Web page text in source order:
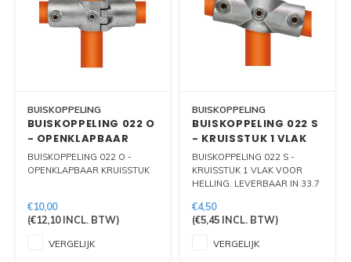
BUISKOPPELING
BUISKOPPELING 022 O
- OPENKLAPBAAR
KRUISSTUK
BUISKOPPELING 022 O -
OPENKLAPBAAR KRUISSTUK
€10,00
(€12,10INCL. BTW)
VERGELIJK
BUISKOPPELING
BUISKOPPELING 022 S
- KRUISSTUK 1 VLAK
VOOR HELLING
BUISKOPPELING 022 S -
KRUISSTUK 1 VLAK VOOR
HELLING. LEVERBAAR IN 33.7
€4,50
(€5,45 INCL. BTW)
VERGELIJK